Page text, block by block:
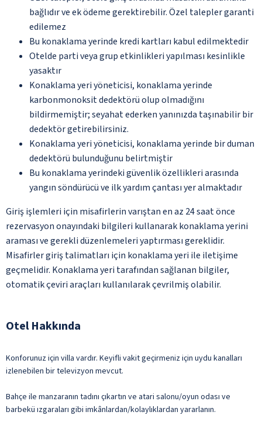
bağlıdır ve ek ödeme gerektirebilir. Özel talepler garanti
edilemez
Bu konaklama yerinde kredi kartları kabul edilmektedir
Otelde parti veya grup etkinlikleri yapılması kesinlikle
yasaktır
Konaklama yeri yöneticisi, konaklama yerinde
karbonmonoksit dedektörü olup olmadığını
bildirmemiştir; seyahat ederken yanınızda taşınabilir bir
dedektör getirebilirsiniz.
Konaklama yeri yöneticisi, konaklama yerinde bir duman
dedektörü bulunduğunu belirtmiştir
Bu konaklama yerindeki güvenlik özellikleri arasında
yangın söndürücü ve ilk yardım çantası yer almaktadır
Giriş işlemleri için misafirlerin varıştan en az 24 saat önce
rezervasyon onayındaki bilgileri kullanarak konaklama yerini
araması ve gerekli düzenlemeleri yaptırması gereklidir.
Misafirler giriş talimatları için konaklama yeri ile iletişime
geçmelidir. Konaklama yeri tarafından sağlanan bilgiler,
otomatik çeviri araçları kullanılarak çevrilmiş olabilir.
Otel Hakkında
Konforunuz için villa vardır. Keyifli vakit geçirmeniz için uydu kanalları
izlenebilen bir televizyon mevcut.
Bahçe ile manzaranın tadını çıkartın ve atari salonu/oyun odası ve
barbekü ızgaraları gibi imkânlardan/kolaylıklardan yararlanın.